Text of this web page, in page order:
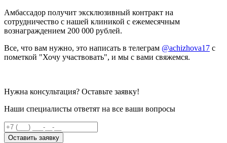
Амбассадор получит эксклюзивный контракт на
сотрудничество с нашей клиникой с ежемесячным
вознаграждением 200 000 рублей.
Все, что вам нужно, это написать в телеграм @achizhova17 с
пометкой "Хочу участвовать", и мы с вами свяжемся.
Нужна консультация? Оставьте заявку!
Наши специалисты ответят на все ваши вопросы
Оставить заявку